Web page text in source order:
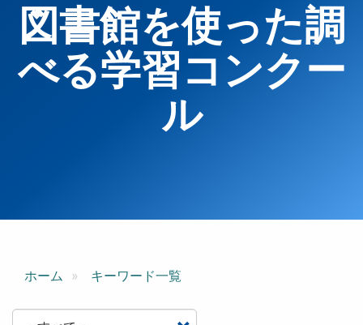
図書館を使った調
べる学習コンクー
ル
ホーム キーワード一覧